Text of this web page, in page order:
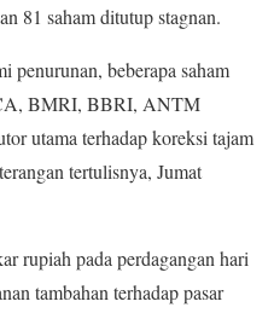
81 saham ditutup stagnan.
penurunan, beberapa saham
BMRI, BBRI, ANTM
utama terhadap koreksi tajam
tertulisnya, Jumat
rupiah pada perdagangan hari
tambahan terhadap pasar